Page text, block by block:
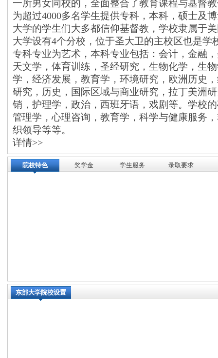
一所男女同校的，全面整合了教育课程与基督
为超过4000多名学生提供专科，本科，硕士及
大学的学生们大多都信仰基督教，学校隶属于
大学设有4个分校，位于圣大卫的主校区也是学
专科专业为艺术，本科专业包括：会计，金融
天文学，体育训练，圣经研究，生物化学，生
学，经济发展，教育学，环境研究，欧洲历史
研究，历史，国际区域与商业研究，拉丁美洲
销，护理学，政治，西班牙语，戏剧等。学校
管理学，心理咨询，教育学，科学与健康服务
织领导等等。
详情>>
院校特色 奖学金 学生服务 录取要求
东部大学院校设置